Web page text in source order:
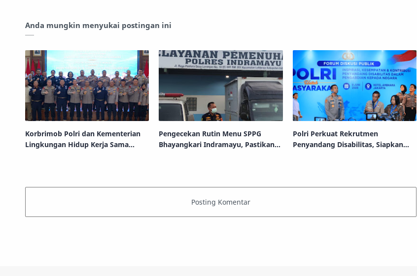
Anda mungkin menyukai postingan ini
Korbrimob Polri dan Kementerian
Lingkungan Hidup Kerja Sama
Pengecekan Rutin Menu SPPG
Bhayangkari Indramayu, Pastikan
Polri Perkuat Rekrutmen
Penyandang Disabilitas, Siapkan